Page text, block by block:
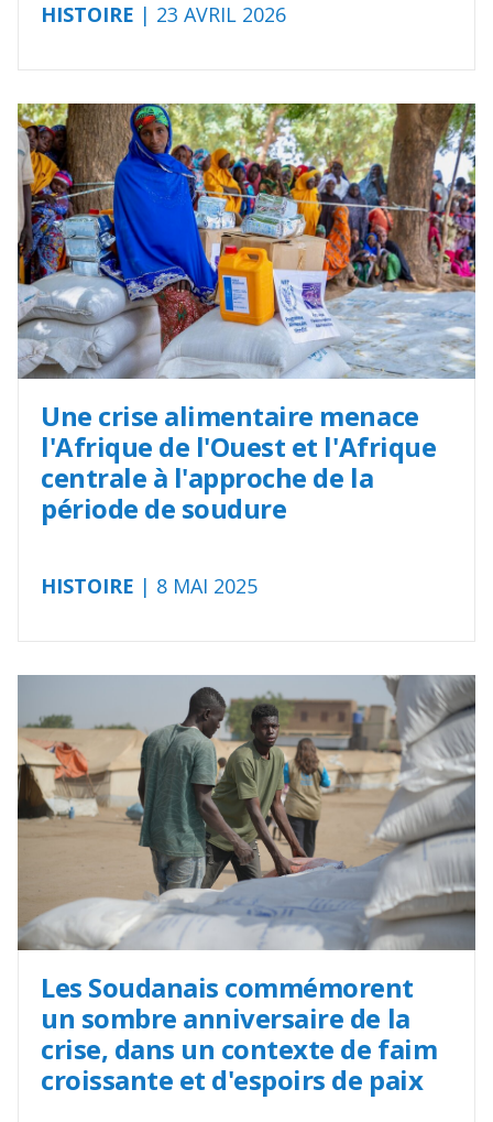
HISTOIRE | 23 AVRIL 2026
Une crise alimentaire menace
l'Afrique de l'Ouest et l'Afrique
centrale à l'approche de la
période de soudure
HISTOIRE | 8 MAI 2025
Les Soudanais commémorent
un sombre anniversaire de la
crise, dans un contexte de faim
croissante et d'espoirs de paix